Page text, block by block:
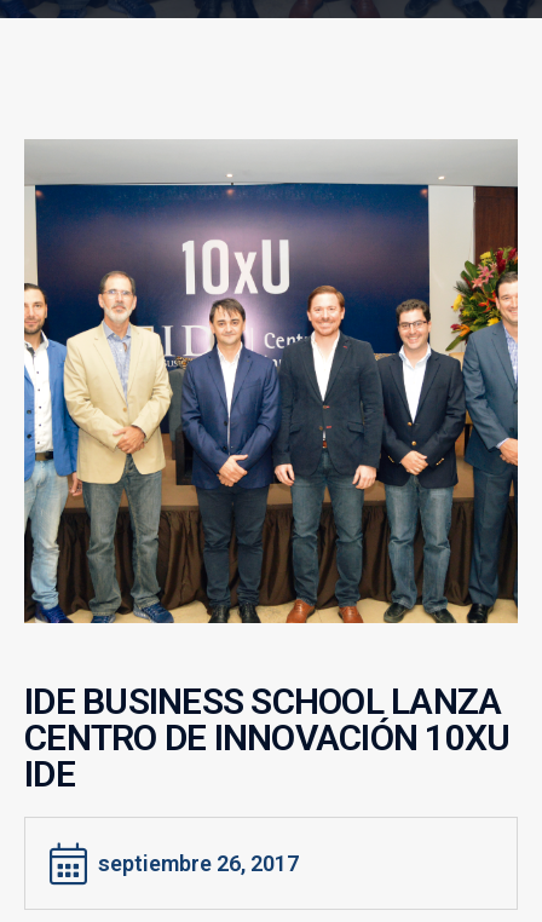
IDE BUSINESS SCHOOL LANZA
CENTRO DE INNOVACIÓN 10XU
IDE
septiembre 26, 2017